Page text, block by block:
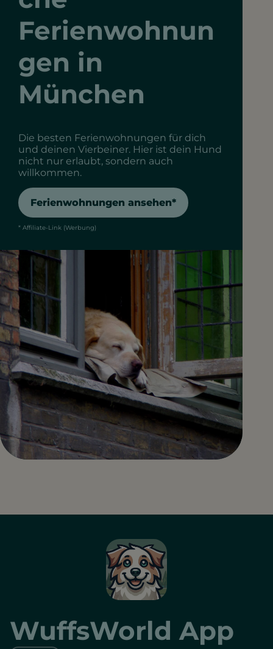
Ferienwohnun
gen in
München
Die besten Ferienwohnungen für dich
und deinen Vierbeiner. Hier ist dein Hund
nicht nur erlaubt, sondern auch
willkommen.
Ferienwohnungen ansehen*
* Affiliate-Link (Werbung)
WuffsWorld App